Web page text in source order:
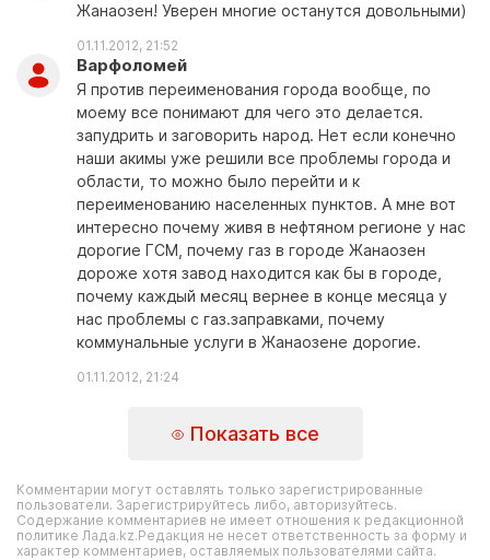
Жанаозен! Уверен многие останутся довольными)
01.11.2012, 21:52
Варфоломей
Я против переименования города вообще, по
моему все понимают для чего это делается.
запудрить и заговорить народ. Нет если конечно
наши акимы уже решили все проблемы города и
области, то можно было перейти и к
переименованию населенных пунктов. А мне вот
интересно почему живя в нефтяном регионе у нас
дорогие ГСМ, почему газ в городе Жанаозен
дороже хотя завод находится как бы в городе,
почему каждый месяц вернее в конце месяца у
нас проблемы с газ.заправками, почему
коммунальные услуги в Жанаозене дорогие.
01.11.2012, 21:24
Показать все
Комментарии могут оставлять только зарегистрированные
пользователи. Зарегистрируйтесь либо, авторизуйтесь.
Содержание комментариев не имеет отношения к редакционной
политике Лада.kz.Редакция не несет ответственность за форму и
характер комментариев, оставляемых пользователями сайта.